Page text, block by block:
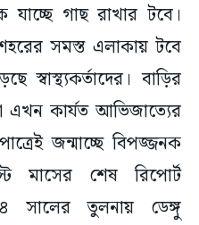
যাচ্ছে গাছ রাখার টবে।
সমস্ত এলাকায় টবে
স্বাস্থ্যকর্তাদের। বাড়ির
এখন কার্যত আভিজাত্যের
জন্মাচ্ছে বিপজ্জনক
মাসের শেষ রিপোর্ট
সালের তুলনায় ডেঙ্গু